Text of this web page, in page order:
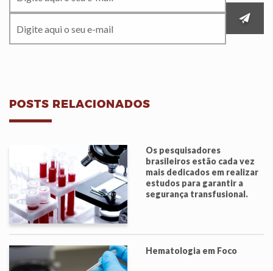
POSTS RELACIONADOS
Os pesquisadores
brasileiros estão cada vez
mais dedicados em realizar
estudos para garantir a
segurança transfusional.
Hematologia em Foco